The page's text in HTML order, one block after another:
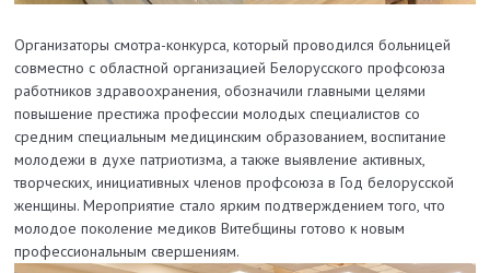
Организаторы смотра-конкурса, который проводился больницей
совместно с областной организацией Белорусского профсоюза
работников здравоохранения, обозначили главными целями
повышение престижа профессии молодых специалистов со
средним специальным медицинским образованием, воспитание
молодежи в духе патриотизма, а также выявление активных,
творческих, инициативных членов профсоюза в Год белорусской
женщины. Мероприятие стало ярким подтверждением того, что
молодое поколение медиков Витебщины готово к новым
профессиональным свершениям.